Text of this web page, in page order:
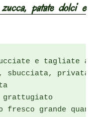
patate dolci e
e tagliate a
sbucciata, privata
fresco grande